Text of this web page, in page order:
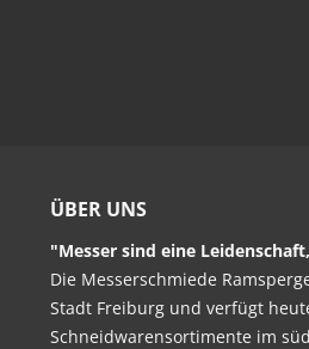
ÜBER UNS
"Messer sind eine
Die Messerschmiede
Stadt Freiburg und verfügt
Schneidwarensortimente im